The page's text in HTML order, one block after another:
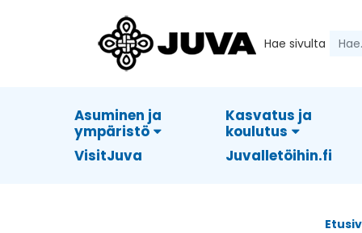
Hae sivulta
Asuminen ja
ympäristö
Kasvatus ja
koulutus
VisitJuva
Juvalletöihin.fi